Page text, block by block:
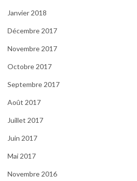
Janvier 2018
Décembre 2017
Novembre 2017
Octobre 2017
Septembre 2017
Août 2017
Juillet 2017
Juin 2017
Mai 2017
Novembre 2016